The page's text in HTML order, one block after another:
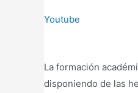
Youtube
La formación
disponiendo de las